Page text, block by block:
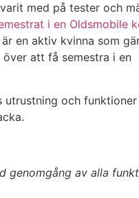
med på tester och
i en Oldsmobile
en aktiv kvinna som
över att få semestra i en
och funktioner
genomgång av alla